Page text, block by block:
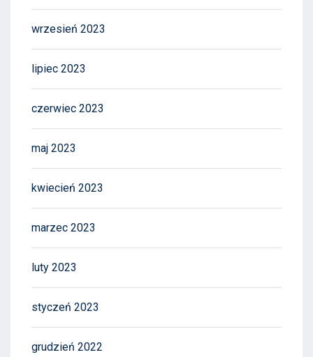
wrzesień 2023
lipiec 2023
czerwiec 2023
maj 2023
kwiecień 2023
marzec 2023
luty 2023
styczeń 2023
grudzień 2022